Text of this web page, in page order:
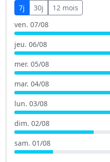
7j 30j
12 mois
ven. 07/08
jeu. 06/08
mer. 05/08
mar. 04/08
lun. 03/08
dim. 02/08
sam. 01/08